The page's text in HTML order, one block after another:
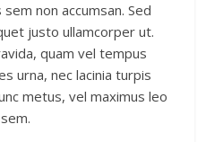
non accumsan. Sed
justo ullamcorper ut.
quam vel tempus
urna, nec lacinia turpis
metus, vel maximus leo